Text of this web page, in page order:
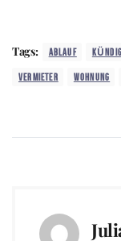
Tags: ABLAUF
VERMIETER WOHNUNG